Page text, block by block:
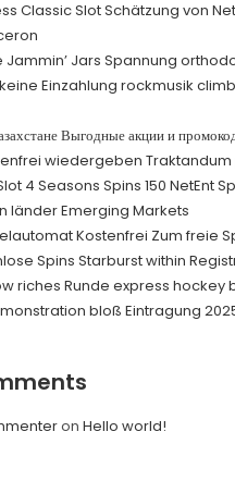
Classic Slot Schätzung von Net
Jars Spannung
Einzahlung rockmusik
Выгодные акции и
wiedergeben
4 Seasons Spins 150 NetEnt
länder Emerging Markets
Kostenfrei Zum freie
Spins Starburst within
riches Runde express hockey
bloß Eintragung
onHello world!